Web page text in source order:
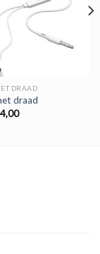
DRAAD
draad
Huidige